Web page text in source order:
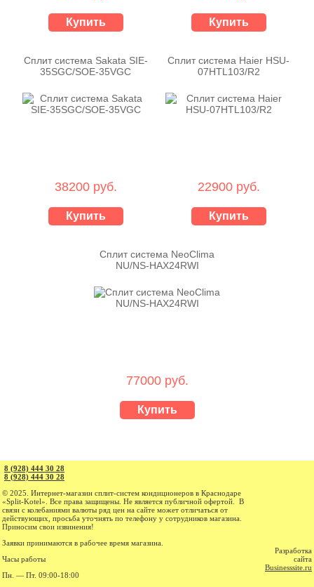
Купить Купить
Сплит система Sakata SIE-
35SGC/SOE-35VGC
38200 руб.
Купить
Сплит система Haier HSU-
07HTL103/R2
22900 руб.
Купить
Сплит система NeoClima
NU/NS-HAX24RWI
77000 руб.
Купить
8 (928) 444 30 28
8 (928) 444 30 28
© 2025. Интернет-магазин cплит-систем кондиционеров в Краснодаре
«Split-Kotel». Все права защищены. Не является публичной офертой. В
связи с колебаниями валюты ряд цен на сайте может отличаться от
действующих, просьба уточнять по телефону у сотрудников магазина.
Приносим свои извинения!
Заявки принимаются в рабочее время магазина.
Часы работы
Пн. — Пт. 09:00-18:00
Разработка
сайта
Businesssite.ru